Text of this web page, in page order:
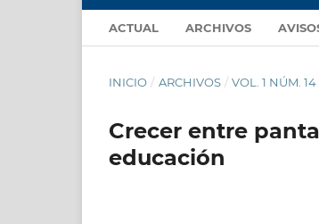
ACTUAL ARCHIVOS
INICIO / ARCHIVOS / VOL. 1 NÚM. 14
Crecer entre
educación